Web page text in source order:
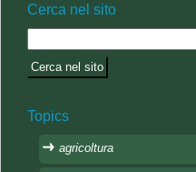
Cerca nel sito
Topics
agricoltura